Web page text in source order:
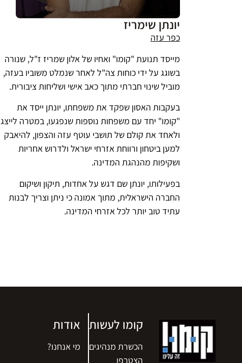
יונתן שימריז
כפר עזה
מייסד תנועת "קומו" ואחיו של אלון שמריז ז"ל, שנורה
בשוגג על ידי כוחות צה"ל לאחר שנמלט משוביו בעזה,
מוביל שינוי חברתי מתוך כאב אישי ושליחות ציבורית.
בעקבות האסון שפקד את משפחתו, יונתן ייסד את
"קומו" יחד עם משפחות נוספות שנפגעו, במטרה לייצג
ולאחד את קולם של תושבי עוטף עזה והצפון, להיאבק
למען ביטחון ורווחת אזרחי ישראל ולדרוש אחריות
ושקיפות מהנהגת המדינה.
בפעילותו, יונתן שם דגש על אחדות, תיקון ושיקום
החברה הישראלית, מתוך אמונה כי ניתן וצריך לבנות
עתיד טוב יותר לכל אזרחי המדינה.
קומו לעשות
הכשרת מנהיגים
הצטרפו
אודות
מי אנחנו?